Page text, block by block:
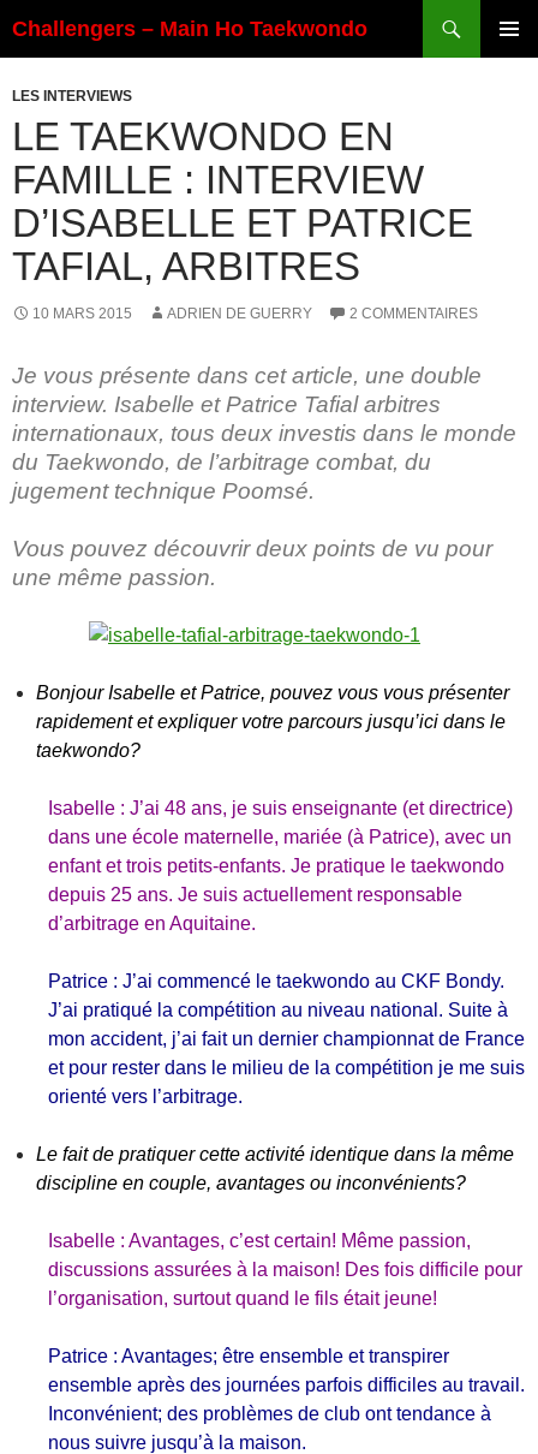
au
Challengers – Main Ho Taekwondo
LES INTERVIEWS
LE TAEKWONDO EN
FAMILLE : INTERVIEW
D’ISABELLE ET PATRICE
TAFIAL, ARBITRES
10 MARS 2015 ADRIEN DE GUERRY 2 COMMENTAIRES
Je vous présente dans cet article, une double
interview. Isabelle et Patrice Tafial arbitres
internationaux, tous deux investis dans le monde
du Taekwondo, de l’arbitrage combat, du
jugement technique Poomsé.
Vous pouvez découvrir deux points de vu pour
une même passion.
Bonjour Isabelle et Patrice, pouvez vous vous présenter
rapidement et expliquer votre parcours jusqu’ici dans le
taekwondo?
Isabelle : J’ai 48 ans, je suis enseignante (et directrice)
dans une école maternelle, mariée (à Patrice), avec un
enfant et trois petits-enfants. Je pratique le taekwondo
depuis 25 ans. Je suis actuellement responsable
d’arbitrage en Aquitaine.
Patrice : J’ai commencé le taekwondo au CKF Bondy.
J’ai pratiqué la compétition au niveau national. Suite à
mon accident, j’ai fait un dernier championnat de France
et pour rester dans le milieu de la compétition je me suis
orienté vers l’arbitrage.
Le fait de pratiquer cette activité identique dans la même
discipline en couple, avantages ou inconvénients?
Isabelle : Avantages, c’est certain! Même passion,
discussions assurées à la maison! Des fois difficile pour
l’organisation, surtout quand le fils était jeune!
Patrice : Avantages; être ensemble et transpirer
ensemble après des journées parfois difficiles au travail.
Inconvénient; des problèmes de club ont tendance à
nous suivre jusqu’à la maison.